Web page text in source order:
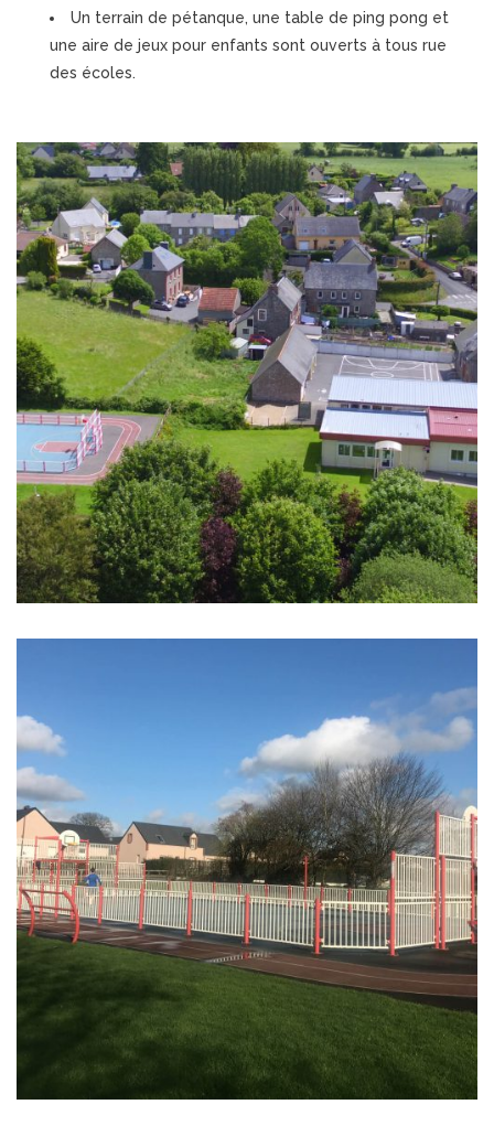
Un terrain de pétanque, une table de ping pong et
une aire de jeux pour enfants sont ouverts à tous rue
des écoles.